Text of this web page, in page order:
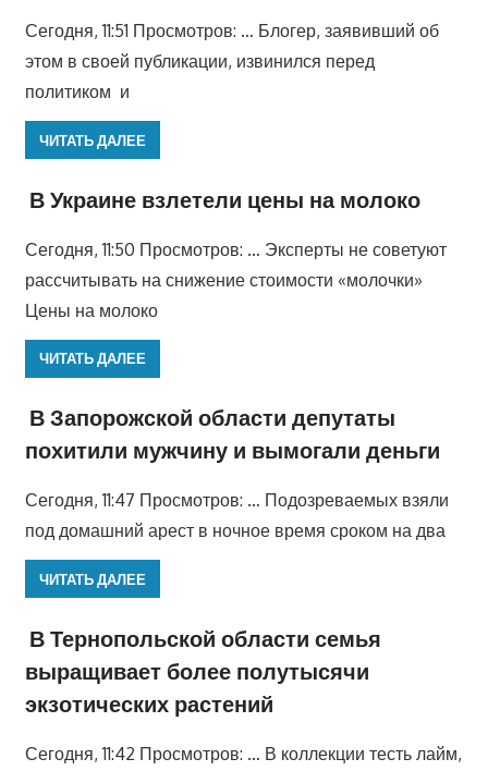
Сегодня, 11:51 Просмотров: … Блогер, заявивший об
этом в своей публикации, извинился перед
политиком и
ЧИТАТЬ ДАЛЕЕ
В Украине взлетели цены на молоко
Сегодня, 11:50 Просмотров: … Эксперты не советуют
рассчитывать на снижение стоимости «молочки»
Цены на молоко
ЧИТАТЬ ДАЛЕЕ
В Запорожской области депутаты
похитили мужчину и вымогали деньги
Сегодня, 11:47 Просмотров: … Подозреваемых взяли
под домашний арест в ночное время сроком на два
ЧИТАТЬ ДАЛЕЕ
В Тернопольской области семья
выращивает более полутысячи
экзотических растений
Сегодня, 11:42 Просмотров: … В коллекции тесть лайм,